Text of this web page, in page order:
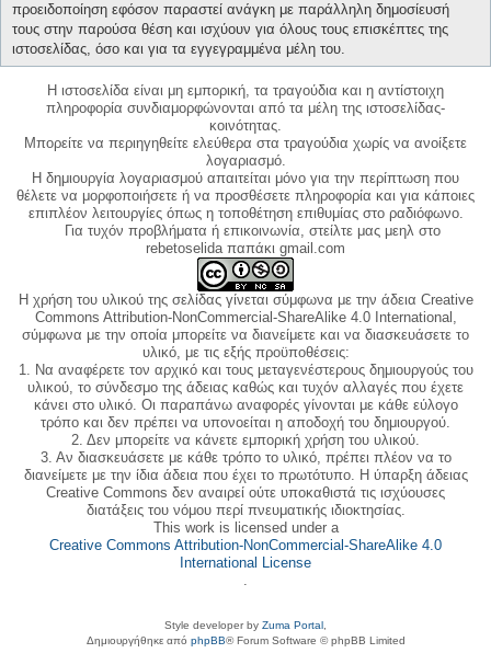
προειδοποίηση εφόσον παραστεί ανάγκη με παράλληλη δημοσίευσή
τους στην παρούσα θέση και ισχύουν για όλους τους επισκέπτες της
ιστοσελίδας, όσο και για τα εγγεγραμμένα μέλη του.
Η ιστοσελίδα είναι μη εμπορική, τα τραγούδια και η αντίστοιχη
πληροφορία συνδιαμορφώνονται από τα μέλη της ιστοσελίδας-
κοινότητας.
Μπορείτε να περιηγηθείτε ελεύθερα στα τραγούδια χωρίς να ανοίξετε
λογαριασμό.
Η δημιουργία λογαριασμού απαιτείται μόνο για την περίπτωση που
θέλετε να μορφοποιήσετε ή να προσθέσετε πληροφορία και για κάποιες
επιπλέον λειτουργίες όπως η τοποθέτηση επιθυμίας στο ραδιόφωνο.
Για τυχόν προβλήματα ή επικοινωνία, στείλτε μας μεηλ στο
rebetoselida παπάκι gmail.com
Η χρήση του υλικού της σελίδας γίνεται σύμφωνα με την άδεια Creative
Commons Attribution-NonCommercial-ShareAlike 4.0 International,
σύμφωνα με την οποία μπορείτε να διανείμετε και να διασκευάσετε το
υλικό, με τις εξής προϋποθέσεις:
1. Να αναφέρετε τον αρχικό και τους μεταγενέστερους δημιουργούς του
υλικού, το σύνδεσμο της άδειας καθώς και τυχόν αλλαγές που έχετε
κάνει στο υλικό. Οι παραπάνω αναφορές γίνονται με κάθε εύλογο
τρόπο και δεν πρέπει να υπονοείται η αποδοχή του δημιουργού.
2. Δεν μπορείτε να κάνετε εμπορική χρήση του υλικού.
3. Αν διασκευάσετε με κάθε τρόπο το υλικό, πρέπει πλέον να το
διανείμετε με την ίδια άδεια που έχει το πρωτότυπο. Η ύπαρξη άδειας
Creative Commons δεν αναιρεί ούτε υποκαθιστά τις ισχύουσες
διατάξεις του νόμου περί πνευματικής ιδιοκτησίας.
This work is licensed under a
Creative Commons Attribution-NonCommercial-ShareAlike 4.0
International License
.
Style developer by Zuma Portal
Δημιουργήθηκε από phpBB® Forum Software © phpBB Limited